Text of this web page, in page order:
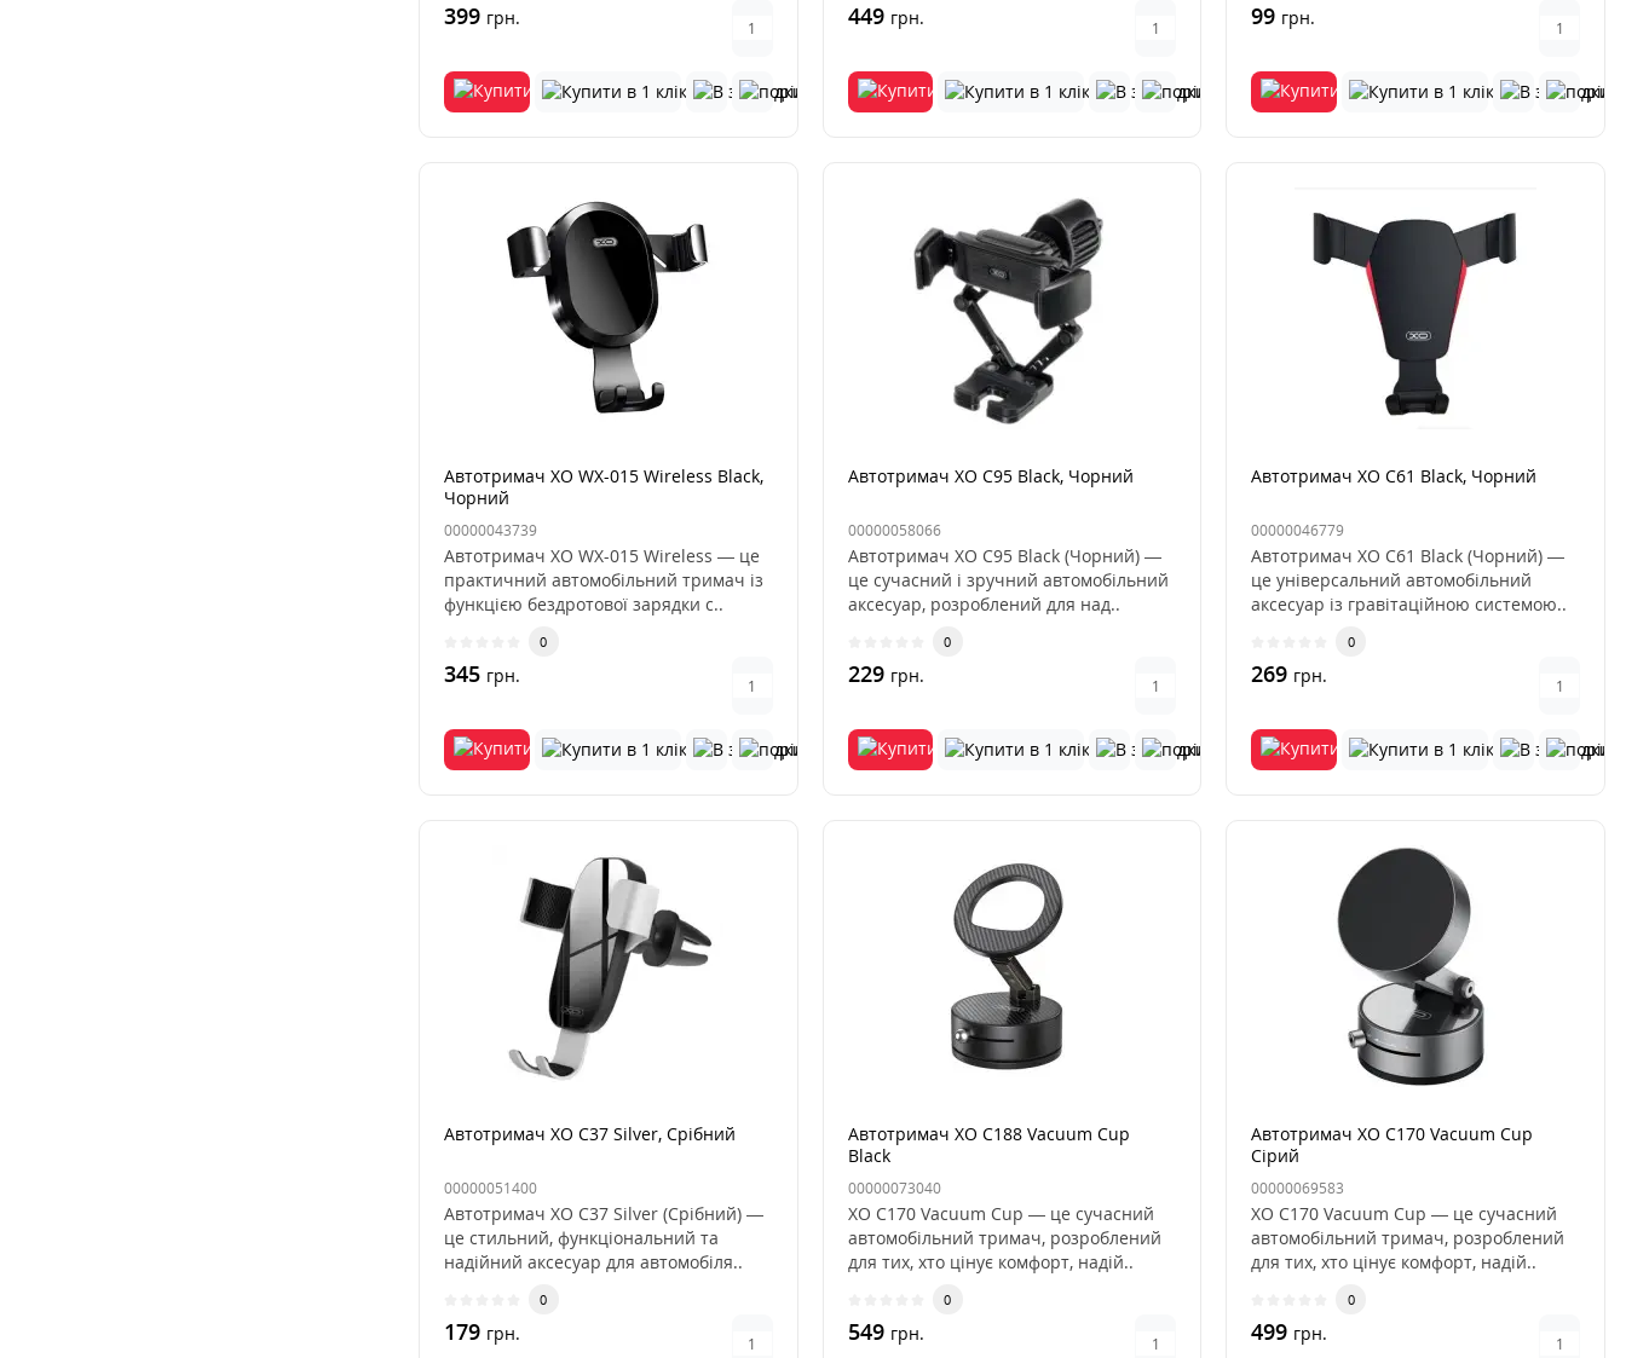
399 грн. 449 грн. 99 грн.
Автотримач XO WX-015 Wireless Black,
Чорний
00000043739
Автотримач XO WX-015 Wireless — це
практичний автомобільний тримач із
функцією бездротової зарядки с..
0
345 грн.
Автотримач XO C95 Black, Чорний
00000058066
Автотримач XO C95 Black (Чорний) —
це сучасний і зручний автомобільний
аксесуар, розроблений для над..
0
229 грн.
Автотримач XO C61 Black, Чорний
00000046779
Автотримач XO C61 Black (Чорний) —
це універсальний автомобільний
аксесуар із гравітаційною системою..
0
269 грн.
Автотримач XO C37 Silver, Срібний
00000051400
Автотримач XO C37 Silver (Срібний) —
це стильний, функціональний та
надійний аксесуар для автомобіля..
0
179 грн.
Автотримач XO C188 Vacuum Cup
Black
00000073040
XO C170 Vacuum Cup — це сучасний
автомобільний тримач, розроблений
для тих, хто цінує комфорт, надій..
0
549 грн.
Автотримач XO C170 Vacuum Cup
Сірий
00000069583
XO C170 Vacuum Cup — це сучасний
автомобільний тримач, розроблений
для тих, хто цінує комфорт, надій..
0
499 грн.